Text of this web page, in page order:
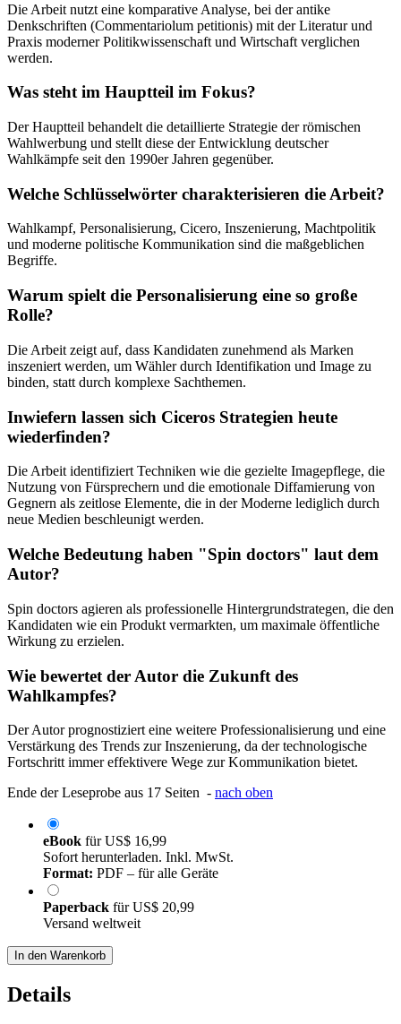
Die Arbeit nutzt eine komparative Analyse, bei der antike
Denkschriften (Commentariolum petitionis) mit der Literatur und
Praxis moderner Politikwissenschaft und Wirtschaft verglichen
werden.
Was steht im Hauptteil im Fokus?
Der Hauptteil behandelt die detaillierte Strategie der römischen
Wahlwerbung und stellt diese der Entwicklung deutscher
Wahlkämpfe seit den 1990er Jahren gegenüber.
Welche Schlüsselwörter charakterisieren die Arbeit?
Wahlkampf, Personalisierung, Cicero, Inszenierung, Machtpolitik
und moderne politische Kommunikation sind die maßgeblichen
Begriffe.
Warum spielt die Personalisierung eine so große
Rolle?
Die Arbeit zeigt auf, dass Kandidaten zunehmend als Marken
inszeniert werden, um Wähler durch Identifikation und Image zu
binden, statt durch komplexe Sachthemen.
Inwiefern lassen sich Ciceros Strategien heute
wiederfinden?
Die Arbeit identifiziert Techniken wie die gezielte Imagepflege, die
Nutzung von Fürsprechern und die emotionale Diffamierung von
Gegnern als zeitlose Elemente, die in der Moderne lediglich durch
neue Medien beschleunigt werden.
Welche Bedeutung haben "Spin doctors" laut dem
Autor?
Spin doctors agieren als professionelle Hintergrundstrategen, die den
Kandidaten wie ein Produkt vermarkten, um maximale öffentliche
Wirkung zu erzielen.
Wie bewertet der Autor die Zukunft des
Wahlkampfes?
Der Autor prognostiziert eine weitere Professionalisierung und eine
Verstärkung des Trends zur Inszenierung, da der technologische
Fortschritt immer effektivere Wege zur Kommunikation bietet.
Ende der Leseprobe aus 17 Seiten - nach oben
eBook fürUS$ 16,99
Sofort herunterladen. Inkl. MwSt.
Format: PDF – für alle Geräte
Paperback fürUS$ 20,99
Versand weltweit
In den Warenkorb
Details